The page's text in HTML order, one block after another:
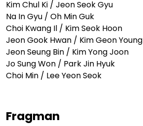
Kim Chul Ki / Jeon Seok Gyu
Na In Gyu / Oh Min Guk
Choi Kwang Il / Kim Seok Hoon
Jeon Gook Hwan / Kim Geon Young
Jeon Seung Bin / Kim Yong Joon
Jo Sung Won / Park Jin Hyuk
Choi Min / Lee Yeon Seok
Fragman